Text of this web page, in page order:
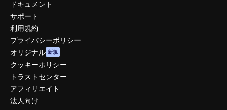
ドキュメント
サポート
利用規約
プライバシーポリシー
オリジナル 新規
クッキーポリシー
トラストセンター
アフィリエイト
法人向け